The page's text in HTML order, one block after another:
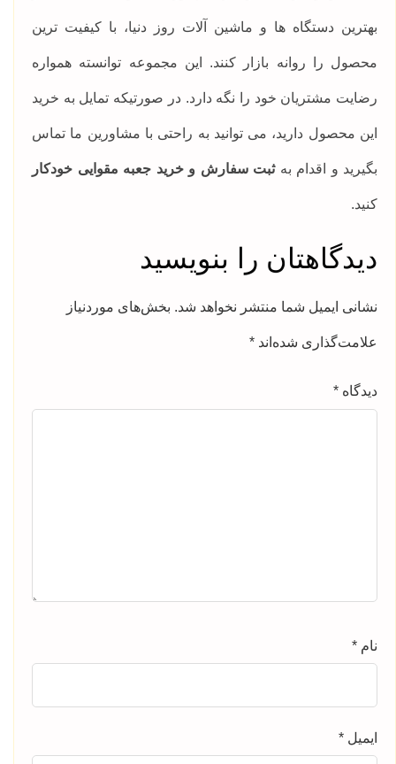
بهترین دستگاه ها و ماشین آلات روز دنیا، با کیفیت ترین
محصول را روانه بازار کنند. این مجموعه توانسته همواره
رضایت مشتریان خود را نگه دارد. در صورتیکه تمایل به خرید
این محصول دارید، می توانید به راحتی با مشاورین ما تماس
بگیرید و اقدام بهثبت سفارش و خرید جعبه مقوایی خودکار
کنید.
دیدگاهتان را بنویسید
نشانی ایمیل شما منتشر نخواهد شد. بخش‌های موردنیاز
علامت‌گذاری شده‌اند *
دیدگاه *
نام *
ایمیل *